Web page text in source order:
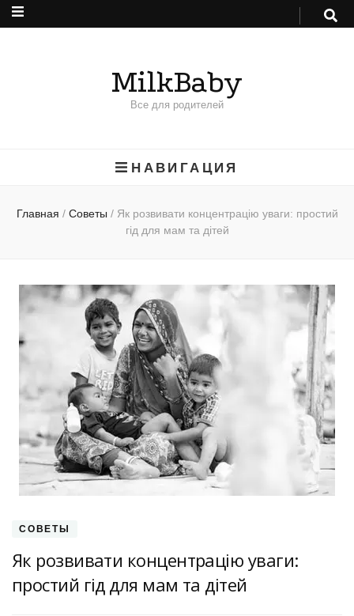
MilkBaby
Все для родителей
НАВИГАЦИЯ
Главная / Советы / Як розвивати концентрацію уваги: простий
гід для мам та дітей
СОВЕТЫ
Як розвивати концентрацію уваги:
простий гід для мам та дітей